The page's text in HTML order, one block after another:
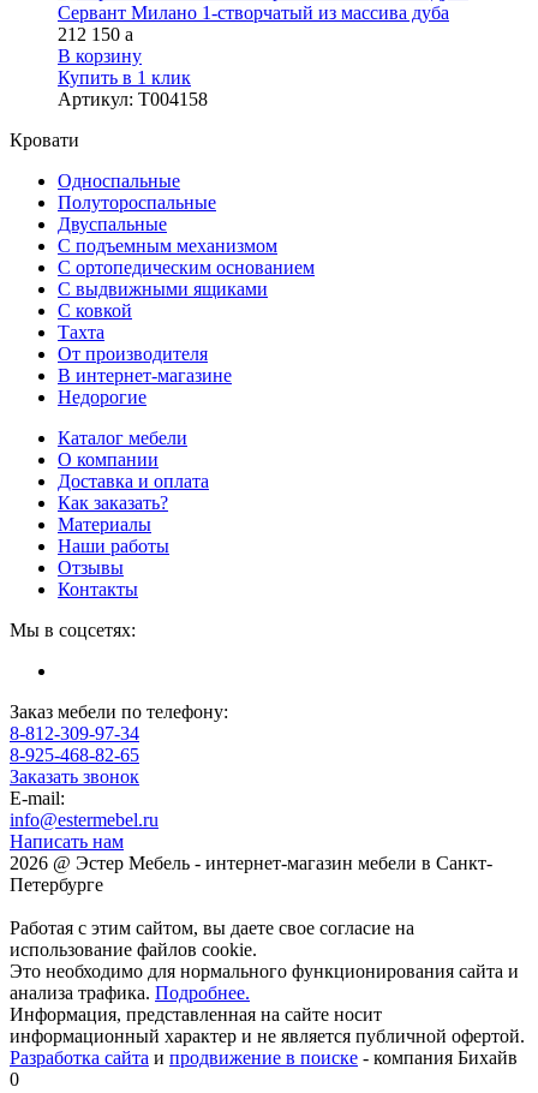
Сервант Милано 1-створчатый из массива дуба
212 150 a
В корзину
Купить в 1 клик
Артикул: Т004158
Кровати
Односпальные
Полутороспальные
Двуспальные
С подъемным механизмом
С ортопедическим основанием
С выдвижными ящиками
С ковкой
Тахта
От производителя
В интернет-магазине
Недорогие
Каталог мебели
О компании
Доставка и оплата
Как заказать?
Материалы
Наши работы
Отзывы
Контакты
Мы в соцсетях:
Заказ мебели по телефону:
8-812-309-97-34
8-925-468-82-65
Заказать звонок
E-mail:
info@estermebel.ru
Написать нам
2026 @ Эстер Мебель - интернет-магазин мебели в Санкт-
Петербурге
Работая с этим сайтом, вы даете свое согласие на
использование файлов cookie.
Это необходимо для нормального функционирования сайта и
анализа трафика. Подробнее.
Информация, представленная на сайте носит
информационный характер и не является публичной офертой.
Разработка сайта и продвижение в поиске - компания Бихайв
0